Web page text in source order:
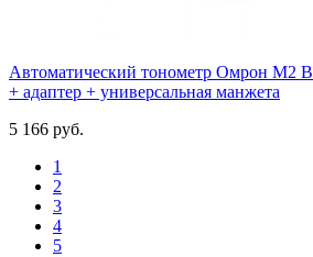
Автоматический тонометр Омрон М2
+ адаптер + универсальная манжета
5 166 руб.
1
2
3
4
5